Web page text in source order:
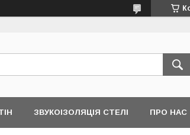
ЗВУКОІЗОЛЯЦІЯ СТЕЛІ ПРО НАС